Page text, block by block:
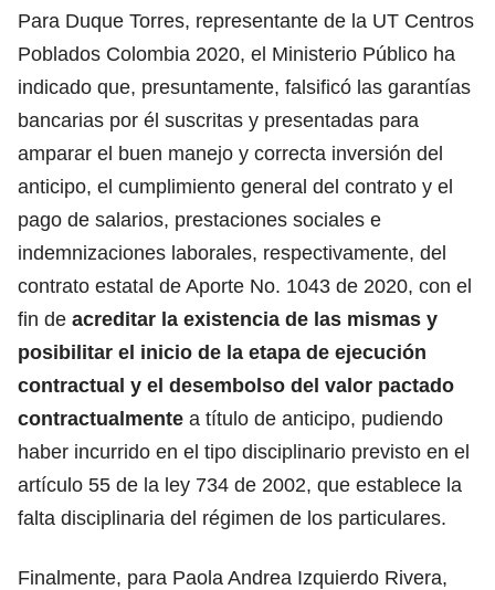
Para Duque Torres, representante de la UT Centros
Poblados Colombia 2020, el Ministerio Público ha
indicado que, presuntamente, falsificó las garantías
bancarias por él suscritas y presentadas para
amparar el buen manejo y correcta inversión del
anticipo, el cumplimiento general del contrato y el
pago de salarios, prestaciones sociales e
indemnizaciones laborales, respectivamente, del
contrato estatal de Aporte No. 1043 de 2020, con el
fin de acreditar la existencia de las mismas y
posibilitar el inicio de la etapa de ejecución
contractual y el desembolso del valor pactado
contractualmente a título de anticipo, pudiendo
haber incurrido en el tipo disciplinario previsto en el
artículo 55 de la ley 734 de 2002, que establece la
falta disciplinaria del régimen de los particulares.
Finalmente, para Paola Andrea Izquierdo Rivera,